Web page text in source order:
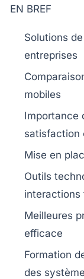
EN BREF
Solutions
entreprises
mobiles
Importance
satisfaction
Mise en
Outils
interactions
Meilleures
efficace
Formation
des